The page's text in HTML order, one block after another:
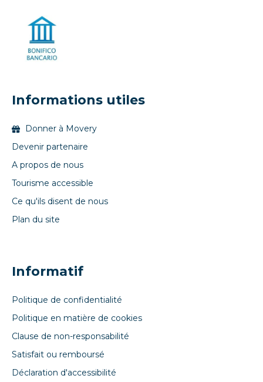
Informations utiles
Donner à Movery
Devenir partenaire
A propos de nous
Tourisme accessible
Ce qu'ils disent de nous
Plan du site
Informatif
Politique de confidentialité
Politique en matière de cookies
Clause de non-responsabilité
Satisfait ou remboursé
Déclaration d'accessibilité